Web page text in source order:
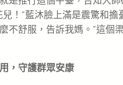
兒！”藍沐臉上滿是震驚和擔
不舒服，告訴我媽。”這個
，守護群眾安康